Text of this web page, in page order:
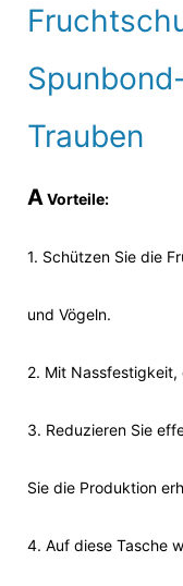
Trauben
AVorteile:
1. Schützen Sie die
und Vögeln.
2. Mit Nassfestigkeit,
3. Reduzieren Sie
Sie die Produktion
4. Auf diese Tasche